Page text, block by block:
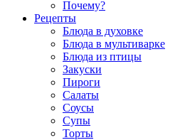
Почему?
Рецепты
Блюда в духовке
Блюда в мультиварке
Блюда из птицы
Закуски
Пироги
Салаты
Соусы
Супы
Торты